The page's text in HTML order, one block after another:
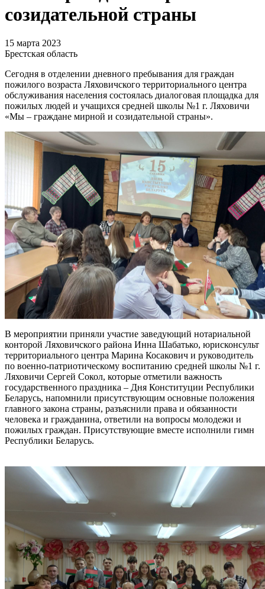
созидательной страны
15 марта 2023
Брестская область
Сегодня в отделении дневного пребывания для граждан
пожилого возраста Ляховичского территориального центра
обслуживания населения состоялась диалоговая площадка для
пожилых людей и учащихся средней школы №1 г. Ляховичи
«Мы – граждане мирной и созидательной страны».
В мероприятии приняли участие заведующий нотариальной
конторой Ляховичского района Инна Шабатько, юрисконсульт
территориального центра Марина Косакович и руководитель
по военно-патриотическому воспитанию средней школы №1 г.
Ляховичи Сергей Сокол, которые отметили важность
государственного праздника – Дня Конституции Республики
Беларусь, напомнили присутствующим основные положения
главного закона страны, разъяснили права и обязанности
человека и гражданина, ответили на вопросы молодежи и
пожилых граждан. Присутствующие вместе исполнили гимн
Республики Беларусь.